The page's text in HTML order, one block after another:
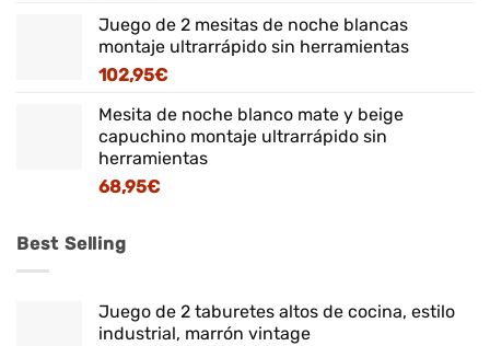
Juego de 2 mesitas de noche blancas
montaje ultrarrápido sin herramientas
102,95€
Mesita de noche blanco mate y beige
capuchino montaje ultrarrápido sin
herramientas
68,95€
Best Selling
Juego de 2 taburetes altos de cocina, estilo
industrial, marrón vintage